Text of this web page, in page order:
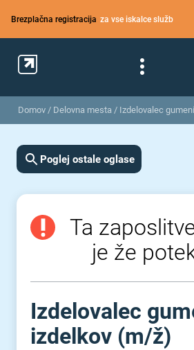
Brezplačna registracija za vse iskalce služb
Domov / Delovna mesta / Izdelovalec
Poglej ostale oglase
Ta
je že
Izdelovalec
izdelkov (m⁠/⁠ž)